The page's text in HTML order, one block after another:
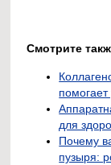
Смотрите
помогает
для
Почему
пузыря: